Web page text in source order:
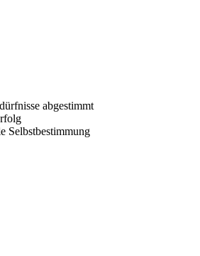
abgestimmt
Selbstbestimmung